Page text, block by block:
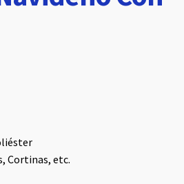
Cortinas, etc.